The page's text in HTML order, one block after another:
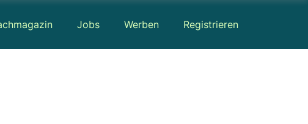
Jobs Werben Registrieren